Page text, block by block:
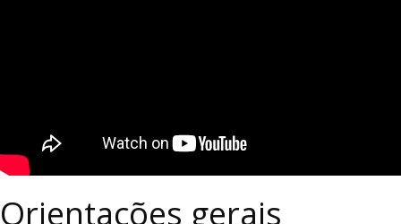
Orientações gerais